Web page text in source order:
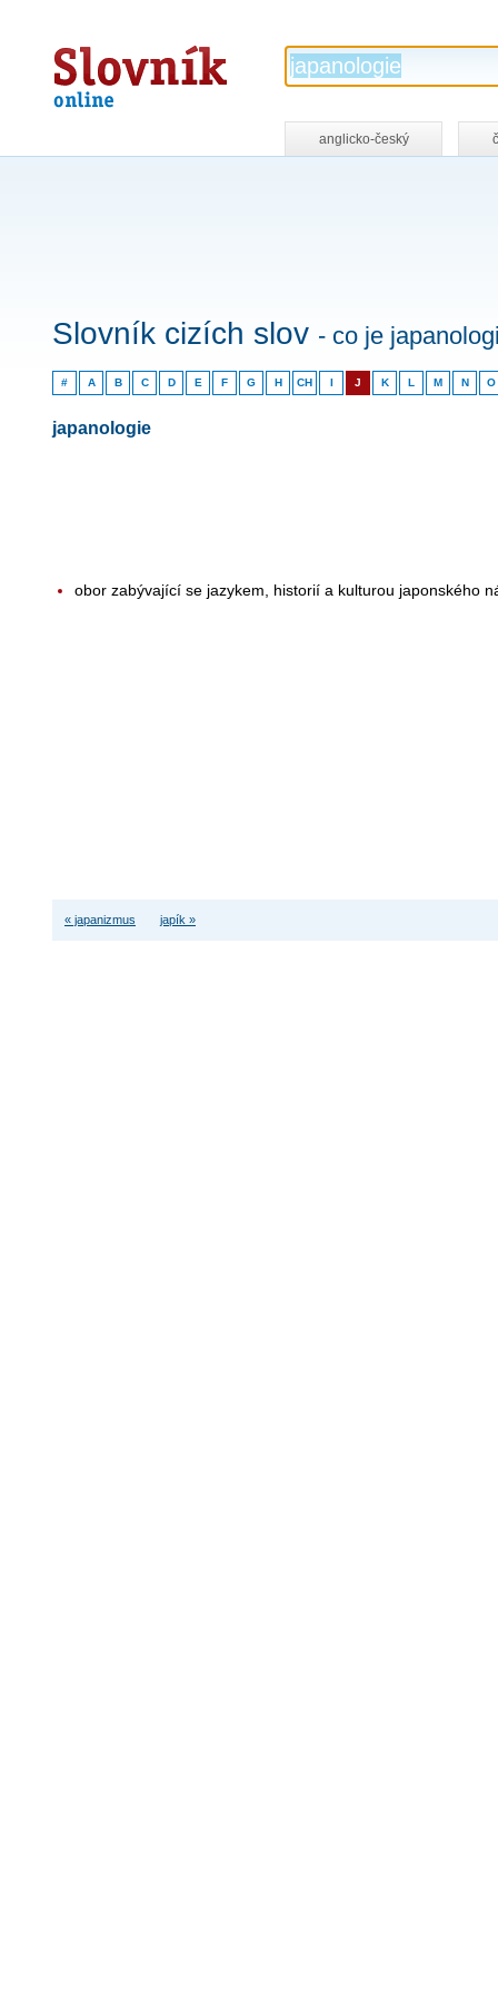
Slovník
online
anglicko-český
Slovník cizích slov - co je
# A B C D E F G H CH I J K L M N O
japanologie
obor zabývající se jazykem, historií a kulturou japonského
« japanizmus japík »